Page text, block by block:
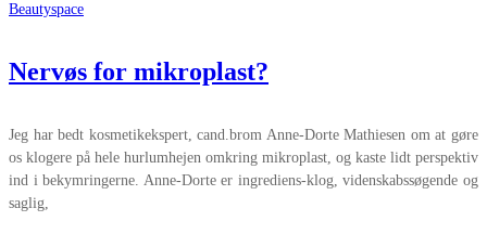
Beautyspace
Nervøs for mikroplast?
Jeg har bedt kosmetikekspert, cand.brom Anne-Dorte Mathiesen om at gøre
os klogere på hele hurlumhejen omkring mikroplast, og kaste lidt perspektiv
ind i bekymringerne. Anne-Dorte er ingrediens-klog, videnskabssøgende og
saglig,